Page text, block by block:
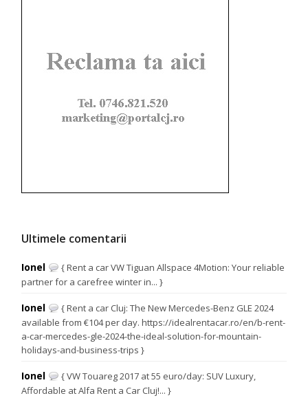
Ultimele comentarii
Ionel
{ Rent a car VW Tiguan Allspace 4Motion: Your reliable
partner for a carefree winter in... }
Ionel
{ Rent a car Cluj: The New Mercedes-Benz GLE 2024
available from €104 per day. https://idealrentacar.ro/en/b-rent-
a-car-mercedes-gle-2024-the-ideal-solution-for-mountain-
holidays-and-business-trips }
Ionel
{ VW Touareg 2017 at 55 euro/day: SUV Luxury,
Affordable at Alfa Rent a Car Cluj!... }